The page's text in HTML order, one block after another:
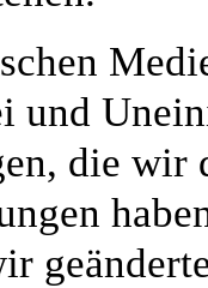
und
die wir